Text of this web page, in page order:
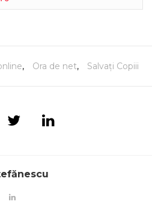
, Ora de net, Salvați Copiii